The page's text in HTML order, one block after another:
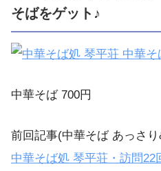
そばをゲット♪
中華そば 700円
前回記事(中華そば あっさ
中華そば処 琴平荘・訪問22